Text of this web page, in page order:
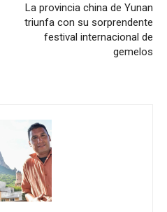
La provincia china de Yunan
triunfa con su sorprendente
festival internacional de
gemelos